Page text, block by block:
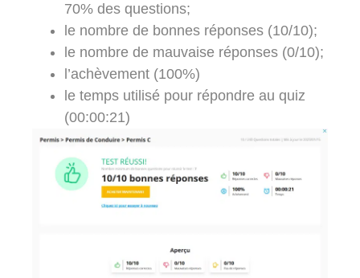
70% des questions;
le nombre de bonnes réponses (10/10);
le nombre de mauvaise réponses (0/10);
l’achèvement (100%)
le temps utilisé pour répondre au quiz
(00:00:21)